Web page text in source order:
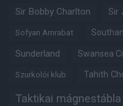
Sir Bobby Charlton Sir
Sofyan Amrabat
Sunderland Swansea
Szurkolói klub Tahith
Taktikai mágnestábla